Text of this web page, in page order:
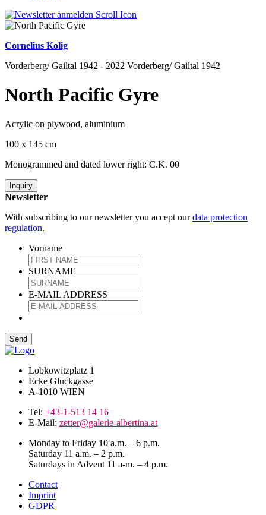
Cornelius Kolig
Vorderberg/ Gailtal 1942 - 2022 Vorderberg/ Gailtal 1942
North Pacific Gyre
Acrylic on plywood, aluminium
100 x 145 cm
Monogrammed and dated lower right: C.K. 00
Inquiry
Newsletter
With subscribing to our newsletter you accept ourdata protection
regulation.
Vorname
SURNAME
E-MAIL ADDRESS
Lobkowitzplatz 1
Ecke Gluckgasse
A-1010 WIEN
Tel: +43-1-513 14 16
E-Mail: zetter@galerie-albertina.at
Monday to Friday 10 a.m. – 6 p.m.
Saturday 11 a.m. – 2 p.m.
Saturdays in Advent 11 a-m. – 4 p.m.
Contact
Imprint
GDPR